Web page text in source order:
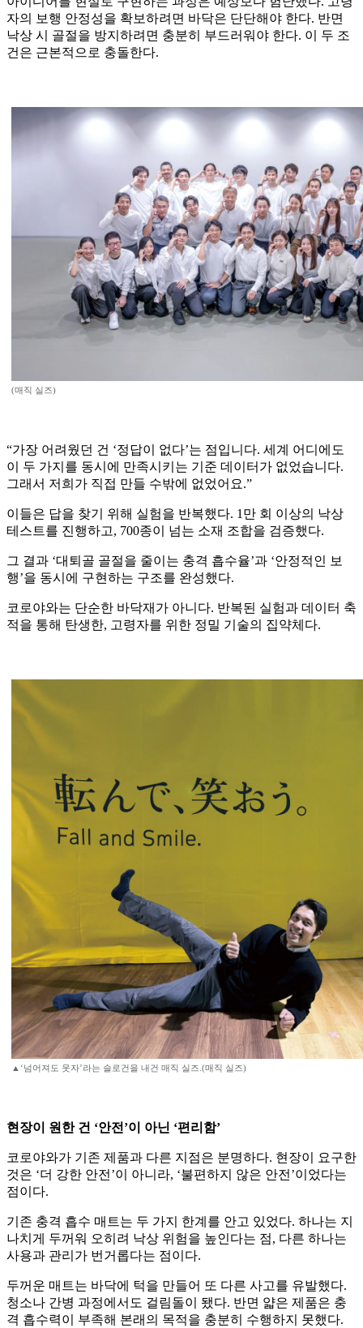
자의 보행 안정성을 확보하려면 바닥은 단단해야 한다. 반면
낙상 시 골절을 방지하려면 충분히 부드러워야 한다. 이 두 조
건은 근본적으로 충돌한다.
(매직 실즈)
“가장 어려웠던 건 ‘정답이 없다’는 점입니다. 세계 어디에도
이 두 가지를 동시에 만족시키는 기준 데이터가 없었습니다.
그래서 저희가 직접 만들 수밖에 없었어요.”
이들은 답을 찾기 위해 실험을 반복했다. 1만 회 이상의 낙상
테스트를 진행하고, 700종이 넘는 소재 조합을 검증했다.
그 결과 ‘대퇴골 골절을 줄이는 충격 흡수율’과 ‘안정적인 보
행’을 동시에 구현하는 구조를 완성했다.
코로야와는 단순한 바닥재가 아니다. 반복된 실험과 데이터 축
적을 통해 탄생한, 고령자를 위한 정밀 기술의 집약체다.
▲‘넘어져도 웃자’라는 슬로건을 내건 매직 실즈.(매직 실즈)
현장이 원한 건 ‘안전’이 아닌 ‘편리함’
코로야와가 기존 제품과 다른 지점은 분명하다. 현장이 요구한
것은 ‘더 강한 안전’이 아니라, ‘불편하지 않은 안전’이었다는
점이다.
기존 충격 흡수 매트는 두 가지 한계를 안고 있었다. 하나는 지
나치게 두꺼워 오히려 낙상 위험을 높인다는 점, 다른 하나는
사용과 관리가 번거롭다는 점이다.
두꺼운 매트는 바닥에 턱을 만들어 또 다른 사고를 유발했다.
청소나 간병 과정에서도 걸림돌이 됐다. 반면 얇은 제품은 충
격 흡수력이 부족해 본래의 목적을 충분히 수행하지 못했다.